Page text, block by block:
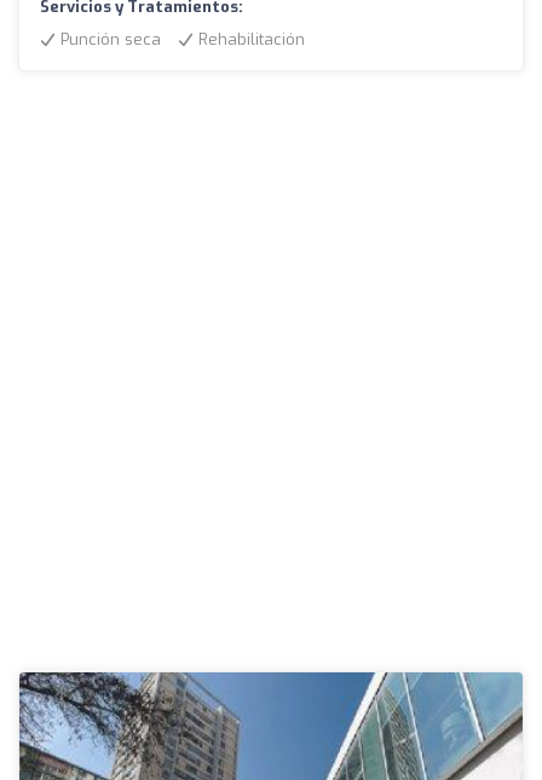
Servicios y Tratamientos:
Punción seca
Rehabilitación